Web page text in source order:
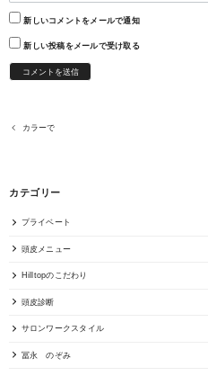
新しいコメントをメールで通知
新しい投稿をメールで受け取る
カラーで
カテゴリー
プライベート
頭皮メニュー
Hilltopのこだわり
頭皮診断
サロンワークスタイル
冨永 のぞみ